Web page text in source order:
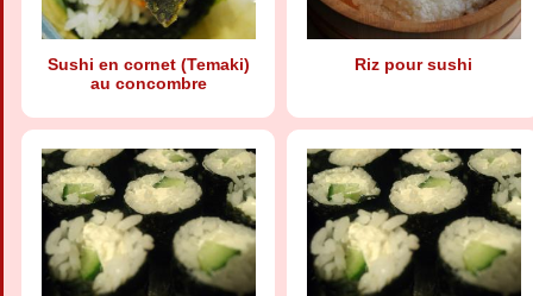
Sushi en cornet (Temaki)
au concombre
Riz pour sushi